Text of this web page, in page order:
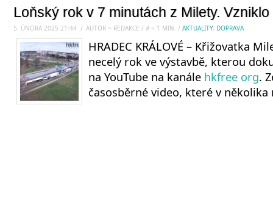
Loňský rok v 7 minutách z Milety.
5. ÚNORA 2025 21:44 / AUTOR ~ REDAKCE / # < 1 MIN. / AKTUALITY, DOPRAVA
HRADEC KRÁLOVÉ – Křižovatka
necelý rok ve výstavbě, kterou
na YouTube na kanále hkfree org.
časosběrné video, které v